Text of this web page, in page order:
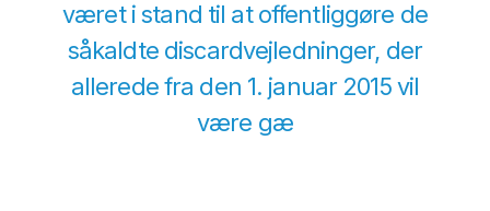
været i stand til at offentliggøre de
såkaldte discardvejledninger, der
allerede fra den 1. januar 2015 vil
være gæ